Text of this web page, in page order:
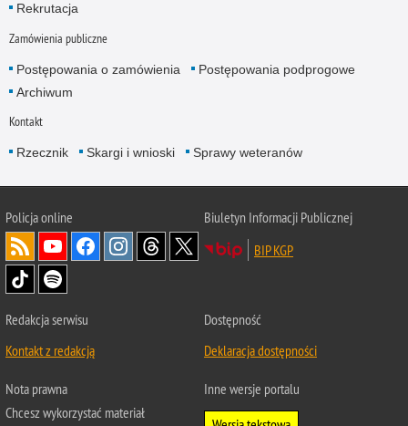
Rekrutacja
Zamówienia publiczne
Postępowania o zamówienia
Postępowania podprogowe
Archiwum
Kontakt
Rzecznik Skargi i wnioski Sprawy weteranów
Policjaonline
Biuletyn Informacji Publicznej
BIP KGP
Redakcja serwisu
Kontakt z redakcją
Dostępność
Deklaracja dostępności
Nota prawna
Chcesz wykorzystać materiał
Inne wersje portalu